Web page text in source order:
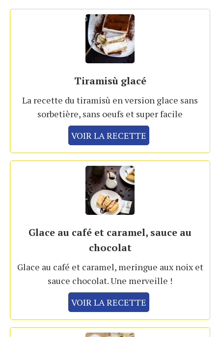
Tiramisù glacé
La recette du tiramisù en version glace sans
sorbetière, sans oeufs et super facile
VOIR LA RECETTE
Glace au café et caramel, sauce au
chocolat
Glace au café et caramel, meringue aux noix et
sauce chocolat. Une merveille !
VOIR LA RECETTE